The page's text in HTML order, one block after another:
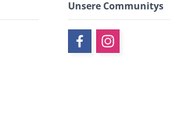
Unsere Communitys